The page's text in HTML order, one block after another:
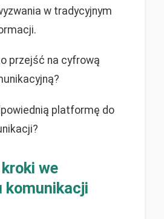
w tradycyjnym
przejść na cyfrową
platformę do
kroki we
komunikacji